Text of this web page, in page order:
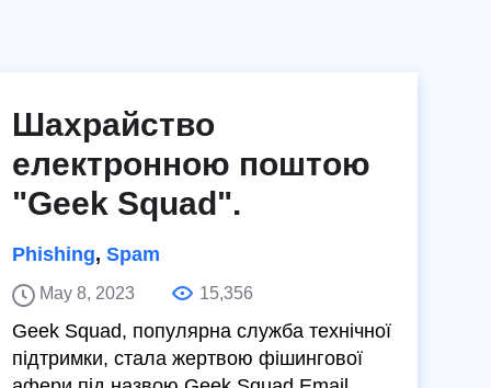
Шахрайство
електронною поштою
"Geek Squad".
Phishing, Spam
May 8, 2023 15,356
Geek Squad, популярна служба технічної
підтримки, стала жертвою фішингової